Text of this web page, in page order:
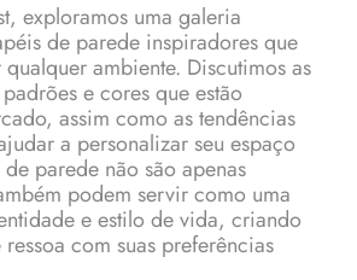
exploramos uma galeria
de parede inspiradores que
ambiente. Discutimos as
e cores que estão
assim como as tendências
a personalizar seu espaço
parede não são apenas
podem servir como uma
e estilo de vida, criando
com suas preferências